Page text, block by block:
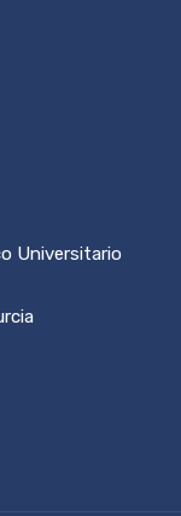
Universitario